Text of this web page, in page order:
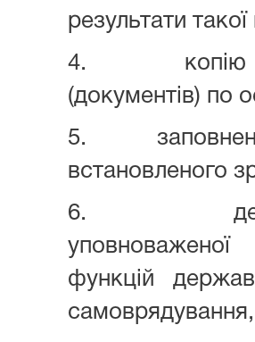
результати
4. копію
(документів) по
5. заповнену
встановленого
6.
функцій